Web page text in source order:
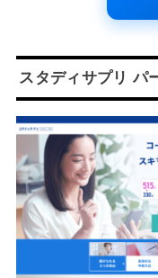
スタディサプリ パ